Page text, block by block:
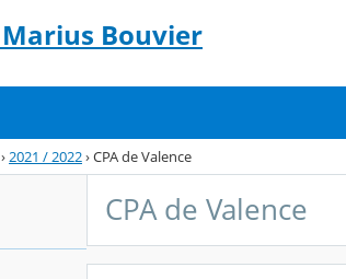
Bouvier
›2021 / 2022›CPA de Valence
CPA de Valence